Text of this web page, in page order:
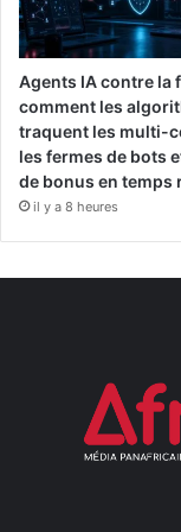
Agents IA contre la
comment les
traquent les multi-
les fermes de bots
de bonus en temps
il y a 8 heures